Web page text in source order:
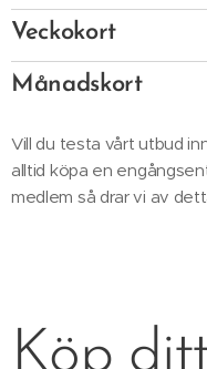
Veckokort
Månadskort
Vill du testa vårt utbud
alltid köpa en
medlem så drar vi av
Köp